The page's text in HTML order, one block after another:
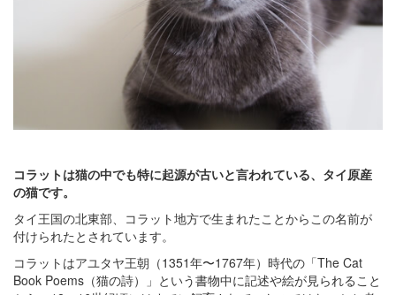
コラットは猫の中でも特に起源が古いと言われている、タイ原産
の猫です。
タイ王国の北東部、コラット地方で生まれたことからこの名前が
付けられたとされています。
コラットはアユタヤ王朝（1351年〜1767年）時代の「The Cat
Book Poems（猫の詩）」という書物中に記述や絵が見られること